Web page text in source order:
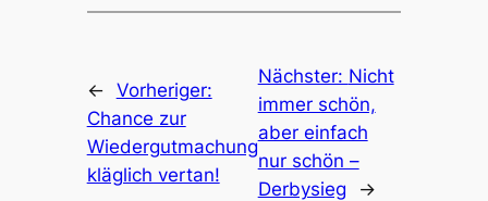
← Vorheriger:
Chance zur
Wiedergutmachung
kläglich vertan!
Nächster: Nicht
immer schön,
aber einfach
nur schön –
Derbysieg
→